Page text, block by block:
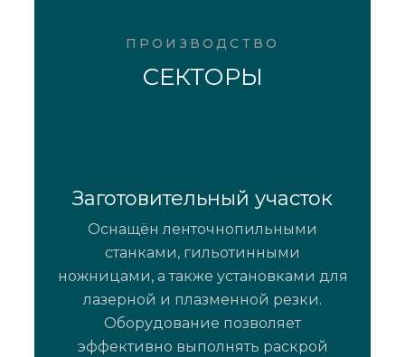
ПРОИЗВОДСТВО
СЕКТОРЫ
Заготовительный участок
Оснащён ленточнопильными
станками, гильотинными
ножницами, а также установками для
лазерной и плазменной резки.
Оборудование позволяет
эффективно выполнять раскрой